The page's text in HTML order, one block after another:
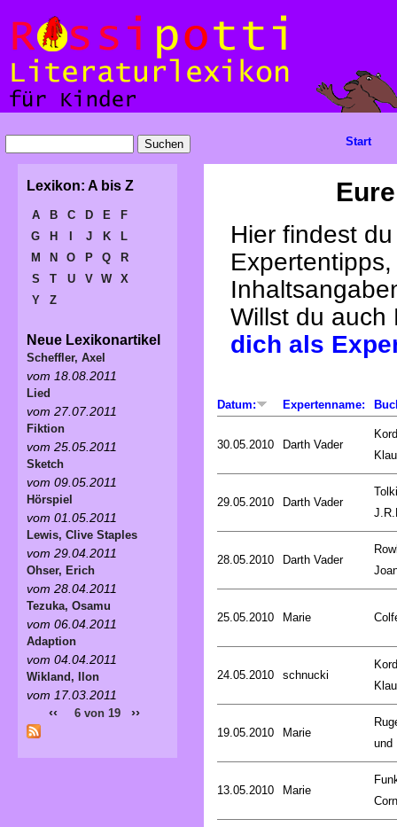
Hier findest
Willst du
dich als
Datum: Expertenname:
30.05.2010 Darth Vader
29.05.2010 Darth Vader
28.05.2010 Darth Vader
25.05.2010 Marie
24.05.2010 schnucki
19.05.2010 Marie
und
13.05.2010 Marie
Start
Lexikon: A bis Z
A B C D E
F
G
H J K
L
M
N O P Q
R
S
T U V W
X
Y
Z
Neue Lexikonartikel
Scheffler, Axel
vom 18.08.2011
Lied
vom 27.07.2011
Fiktion
vom 25.05.2011
Sketch
vom 09.05.2011
Hörspiel
vom 01.05.2011
Lewis, Clive Staples
vom 29.04.2011
Ohser, Erich
vom 28.04.2011
Tezuka, Osamu
vom 06.04.2011
Adaption
vom 04.04.2011
Wikland, Ilon
vom 17.03.2011
‹‹ 6 von 19 ››